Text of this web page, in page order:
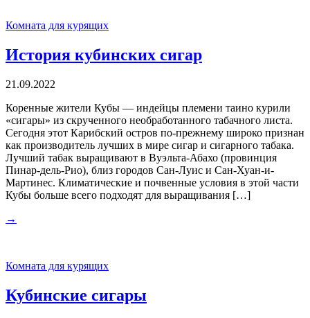
Комната для курящих
История кубинских сигар
21.09.2022
Коренные жители Кубы — индейцы племени таино курили
«сигары» из скрученного необработанного табачного листа.
Сегодня этот Карибский остров по-прежнему широко признан
как производитель лучших в мире сигар и сигарного табака.
Лучший табак выращивают в Вуэльта-Абахо (провинция
Пинар-дель-Рио), близ городов Сан-Луис и Сан-Хуан-и-
Мартинес. Климатические и почвенные условия в этой части
Кубы больше всего подходят для выращивания […]
→
Комната для курящих
Кубинские сигары